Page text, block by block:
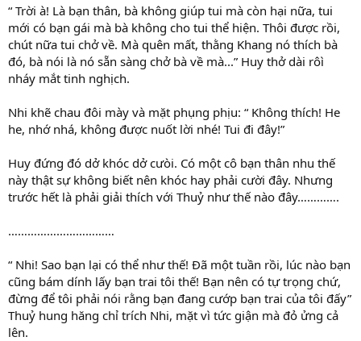
“ Trời à! Là bạn thân, bà không giúp tui mà còn hại nữa, tui
mới có bạn gái mà bà không cho tui thể hiện. Thôi được rồi,
chút nữa tui chở về. Mà quên mất, thằng Khang nó thích bà
đó, bà nói là nó sẵn sàng chở bà về mà...” Huy thở dài rôì
nháy mắt tinh nghịch.
Nhi khẽ chau đôi mày và mặt phụng phịu: “ Không thích! He
he, nhớ nhá, không được nuốt lời nhé! Tui đi đây!”
Huy đứng đó dở khóc dở cưòi. Có một cô bạn thân nhu thế
này thật sự không biết nên khóc hay phải cười đây. Nhưng
trước hết là phải giải thích với Thuỷ như thế nào đây………….
……………………………
“ Nhi! Sao bạn lại có thể như thế! Đã một tuần rồi, lúc nào bạn
cũng bám dính lấy bạn trai tôi thế! Bạn nên có tự trọng chứ,
đừng để tôi phải nói rằng bạn đang cướp bạn trai của tôi đấy”
Thuỷ hung hăng chỉ trích Nhi, mặt vì tức giận mà đỏ ửng cả
lên.